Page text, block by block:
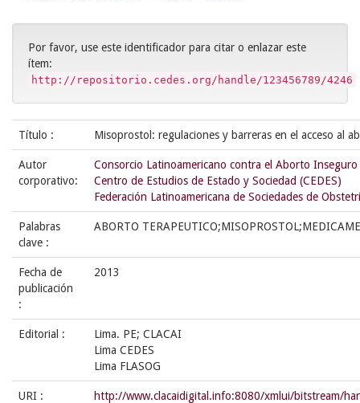
Por favor, use este identificador para citar o enlazar este
ítem:
http://repositorio.cedes.org/handle/123456789/4246
Título : Misoprostol: regulaciones y barreras en el acceso al
Autor
corporativo:
Consorcio Latinoamericano contra el Aborto Inseguro
Centro de Estudios de Estado y Sociedad (CEDES)
Federación Latinoamericana de Sociedades de
Palabras
clave :
ABORTO
Fecha de
publicación
:
2013
Editorial :
Lima. PE; CLACAI
Lima CEDES
Lima FLASOG
URI :
http://www.clacaidigital.info:8080/xmlui/bitstream/